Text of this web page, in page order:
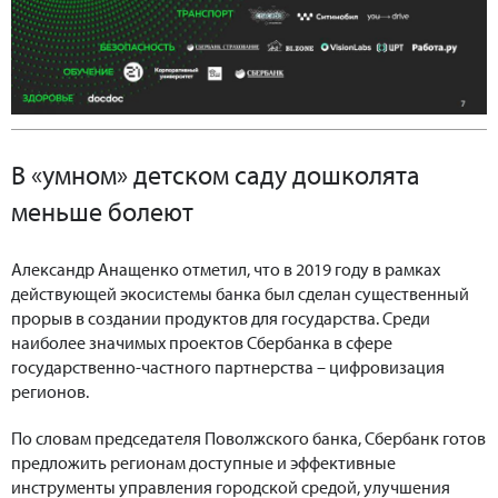
В «умном» детском саду дошколята
меньше болеют
Александр Анащенко отметил, что в 2019 году в рамках
действующей экосистемы банка был сделан существенный
прорыв в создании продуктов для государства. Среди
наиболее значимых проектов Сбербанка в сфере
государственно-частного партнерства – цифровизация
регионов.
По словам председателя Поволжского банка, Сбербанк готов
предложить регионам доступные и эффективные
инструменты управления городской средой, улучшения